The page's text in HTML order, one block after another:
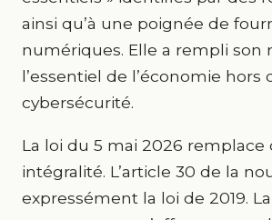
ainsi qu’à une poignée de
numériques. Elle a rempli son
l’essentiel de l’économie
cybersécurité.
La loi du 5 mai 2026 remplace
intégralité. L’article 30 de la
expressément la loi de 2019.